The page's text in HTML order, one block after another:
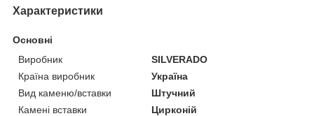
Характеристики
Основні
Виробник
SILVERADO
Країна виробник
Україна
Вид каменю/вставки
Штучний
Камені вставки
Цирконій